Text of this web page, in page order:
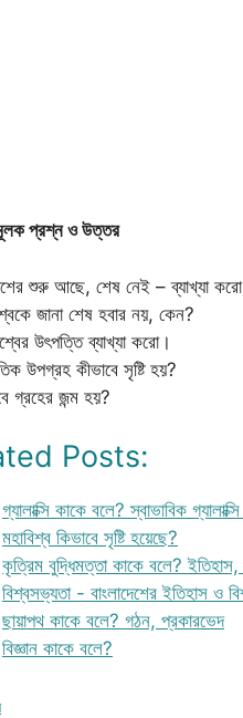
প্রশ্ন ও উত্তর
শুরু আছে, শেষ নেই – ব্যাখ্যা
জানা শেষ হবার নয়, কেন?
উৎপত্তি ব্যাখ্যা করো।
উপগ্রহ কীভাবে সৃষ্টি হয়?
গ্রহের জন্ম হয়?
Posts:
গ্যালাক্সি কাকে বলে? স্বাভাবিক
মহাবিশ্ব কিভাবে সৃষ্টি হয়েছে?
কৃত্রিম বুদ্ধিমত্তা কাকে বলে?
বিশ্বসভ্যতা - বাংলাদেশের ইতিহাস ও
ছায়াপথ কাকে বলে? গঠন, প্রকারভেদ
বিজ্ঞান কাকে বলে?